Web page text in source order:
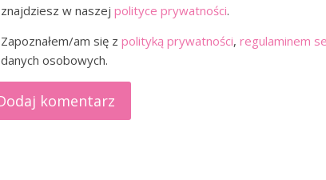
znajdziesz w naszej polityce prywatności.
Zapoznałem/am się z polityką prywatności, regulaminem
danych osobowych.